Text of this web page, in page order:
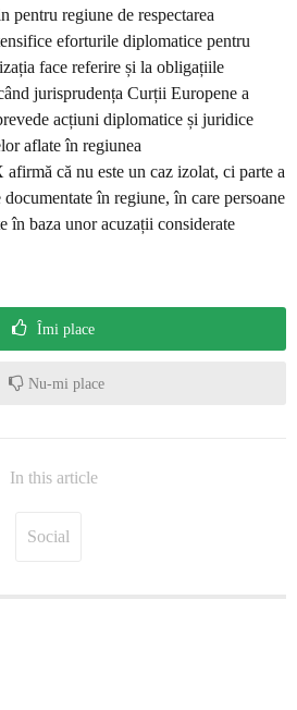
pentru regiune de respectarea
eforturile diplomatice pentru
face referire și la obligațiile
jurisprudența Curții Europene a
acțiuni diplomatice și juridice
aflate în regiunea
că nu este un caz izolat, ci parte a
în regiune, în care persoane
în baza unor acuzații considerate
Îmi place
Nu-mi place
In this article
Social